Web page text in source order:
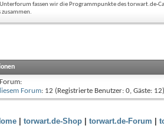
Unterforum fassen wir die Programmpunkte des torwart.de-
Forum: 12 (Registrierte Benutzer: 0, Gäste: 12)
| torwart.de-Shop| torwart.de-Forum